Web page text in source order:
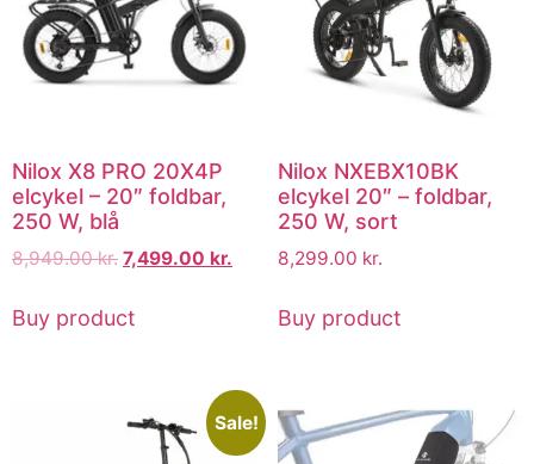
Nilox X8 PRO 20X4P
elcykel – 20″ foldbar,
250 W, blå
8,949.00kr. 7,499.00 kr.
Buy product
Nilox NXEBX10BK
elcykel 20″ – foldbar,
250 W, sort
8,299.00 kr.
Buy product
Sale!